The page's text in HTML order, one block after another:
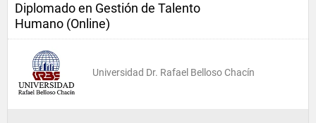
Diplomado en Gestión de Talento
Humano (Online)
Universidad Dr. Rafael Belloso Chacín